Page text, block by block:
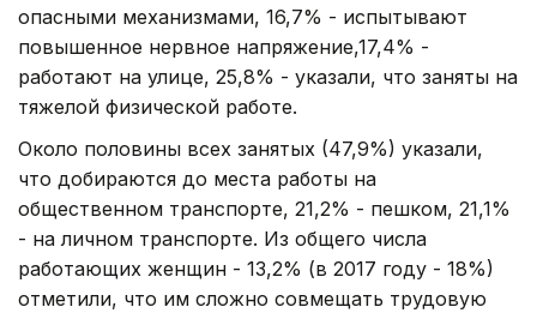
опасными механизмами, 16,7% - испытывают
повышенное нервное напряжение,17,4% -
работают на улице, 25,8% - указали, что заняты на
тяжелой физической работе.
Около половины всех занятых (47,9%) указали,
что добираются до места работы на
общественном транспорте, 21,2% - пешком, 21,1%
- на личном транспорте. Из общего числа
работающих женщин - 13,2% (в 2017 году - 18%)
отметили, что им сложно совмещать трудовую